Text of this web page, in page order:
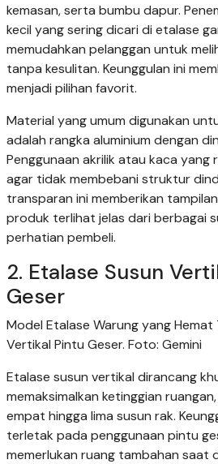
kemasan, serta bumbu dapur.
kecil yang sering dicari di etalase
memudahkan pelanggan untuk
tanpa kesulitan. Keunggulan ini
menjadi pilihan favorit.
Material yang umum digunakan
adalah rangka aluminium dengan
Penggunaan akrilik atau kaca yang
agar tidak membebani struktur
transparan ini memberikan
produk terlihat jelas dari berbagai
perhatian pembeli.
2. Etalase Susun
Geser
Model Etalase Warung yang
Vertikal Pintu Geser. Foto: Gemini
Etalase susun vertikal dirancang
memaksimalkan ketinggian
empat hingga lima susun rak.
terletak pada penggunaan pintu
memerlukan ruang tambahan saat